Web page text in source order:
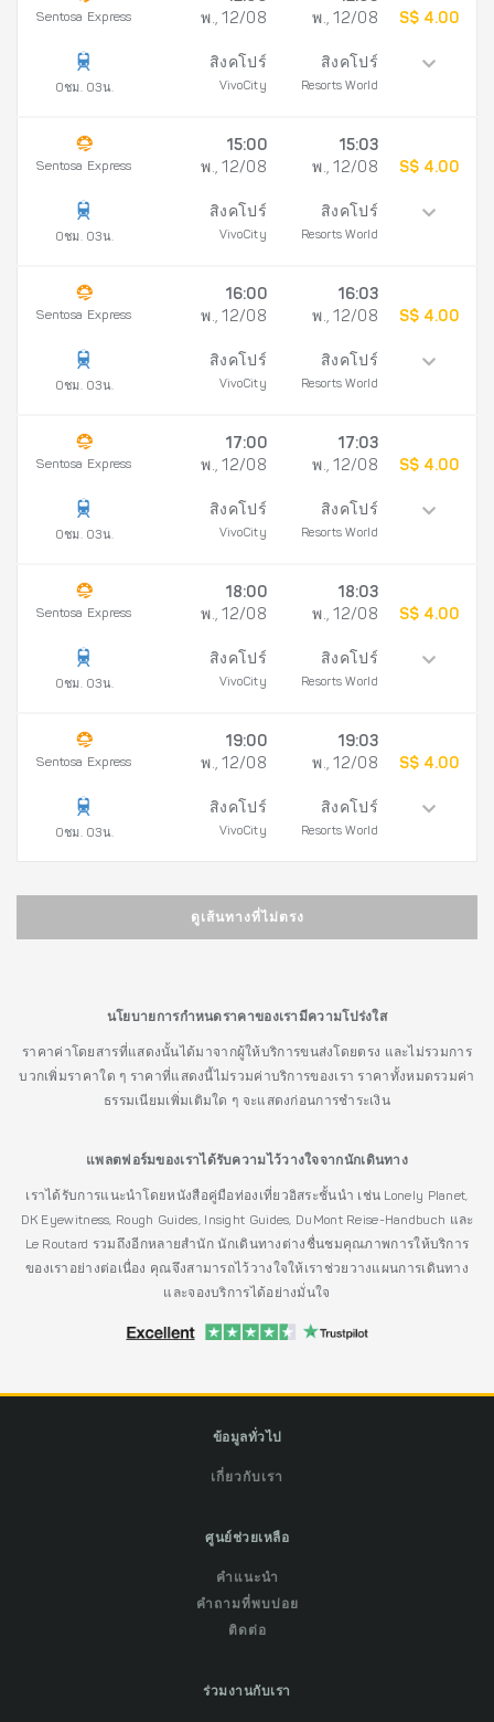
Sentosa Express
0ชม. 03น.
พ., 12/08
สิงคโปร์
VivoCity
พ., 12/08
สิงคโปร์
Resorts World
S$ 4.00
Sentosa Express
0ชม. 03น.
15:00
พ., 12/08
สิงคโปร์
VivoCity
15:03
พ., 12/08
สิงคโปร์
Resorts World
S$ 4.00
Sentosa Express
0ชม. 03น.
16:00
พ., 12/08
สิงคโปร์
VivoCity
16:03
พ., 12/08
สิงคโปร์
Resorts World
S$ 4.00
Sentosa Express
0ชม. 03น.
17:00
พ., 12/08
สิงคโปร์
VivoCity
17:03
พ., 12/08
สิงคโปร์
Resorts World
S$ 4.00
Sentosa Express
0ชม. 03น.
18:00
พ., 12/08
สิงคโปร์
VivoCity
18:03
พ., 12/08
สิงคโปร์
Resorts World
S$ 4.00
Sentosa Express
0ชม. 03น.
19:00
พ., 12/08
สิงคโปร์
VivoCity
19:03
พ., 12/08
สิงคโปร์
Resorts World
S$ 4.00
ดูเส้นทางที่ไม่ตรง
นโยบายการกำหนดราคาของเรามีความโปร่งใส
ราคาค่าโดยสารที่แสดงนั้นได้มาจากผู้ให้บริการขนส่งโดยตรง และไม่รวมการ
บวกเพิ่มราคาใด ๆ ราคาที่แสดงนี้ไม่รวมค่าบริการของเรา ราคาทั้งหมดรวมค่า
ธรรมเนียมเพิ่มเติมใด ๆ จะแสดงก่อนการชำระเงิน
แพลตฟอร์มของเราได้รับความไว้วางใจจากนักเดินทาง
เราได้รับการแนะนำโดยหนังสือคู่มือท่องเที่ยวอิสระชั้นนำ เช่น Lonely Planet,
DK Eyewitness, Rough Guides, Insight Guides, DuMont Reise-Handbuch และ
Le Routard รวมถึงอีกหลายสำนัก นักเดินทางต่างชื่นชมคุณภาพการให้บริการ
ของเราอย่างต่อเนื่อง คุณจึงสามารถไว้วางใจให้เราช่วยวางแผนการเดินทาง
และจองบริการได้อย่างมั่นใจ
ข้อมูลทั่วไป
เกี่ยวกับเรา
ศูนย์ช่วยเหลือ
คำแนะนำ
คำถามที่พบบ่อย
ติดต่อ
ร่วมงานกับเรา